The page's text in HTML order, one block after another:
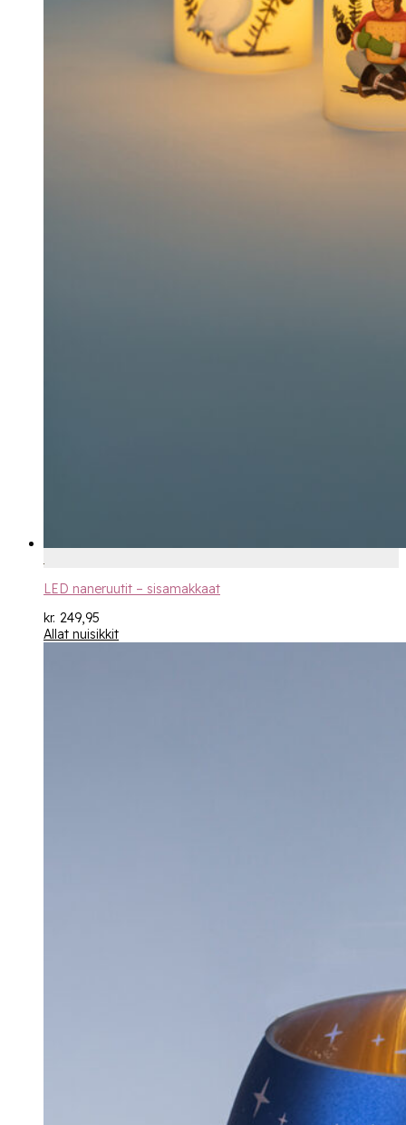
LED naneruutit – sisamakkaat
kr. 249,95
Allat nuisikkit